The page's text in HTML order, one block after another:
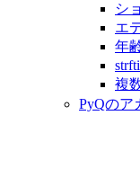
シ
エ
年
複
PyQのア